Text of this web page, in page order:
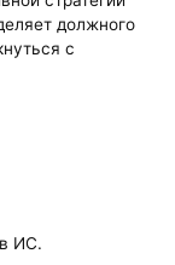
должного
с
ИС.